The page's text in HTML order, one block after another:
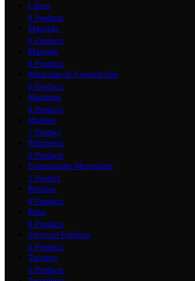
Libros
0 Products
Masajista
0 Products
Mascotas
0 Products
Materiales de Construcción
0 Products
Mudanzas
0 Products
Muebles
1 Product
Peluquería
0 Products
Profesionales Mercedinos
1 Product
Remises
0 Products
Ropa
9 Products
Servicios Estéticos
0 Products
Tarotista
0 Products